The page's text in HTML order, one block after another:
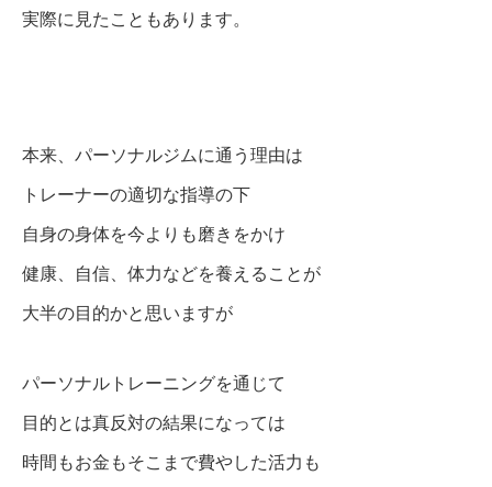
実際に見たこともあります。
本来、パーソナルジムに通う理由は
トレーナーの適切な指導の下
自身の身体を今よりも磨きをかけ
健康、自信、体力などを養えることが
大半の目的かと思いますが
パーソナルトレーニングを通じて
目的とは真反対の結果になっては
時間もお金もそこまで費やした活力も